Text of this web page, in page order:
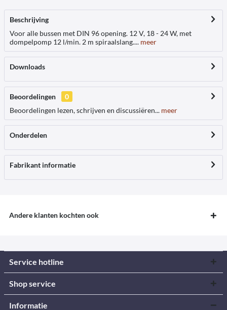
Beschrijving
Voor alle bussen met DIN 96 opening. 12 V, 18 - 24 W, met
dompelpomp 12 l/min. 2 m spiraalslang.... meer
Downloads
Beoordelingen
0
Beoordelingen lezen, schrijven en discussiëren... meer
Onderdelen
Fabrikant informatie
Andere klanten kochten ook
Service hotline
Shop service
Informatie